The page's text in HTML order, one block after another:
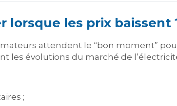
lorsque les prix baissent
attendent le “bon moment”
les évolutions du marché de
;